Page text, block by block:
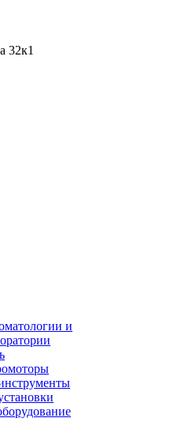
32к1
и